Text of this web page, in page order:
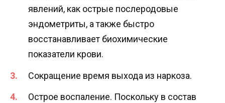
явлений, как острые послеродовые
эндометриты, а также быстро
восстанавливает биохимические
показатели крови.
Сокращение время выхода из наркоза.
Острое воспаление. Поскольку в состав